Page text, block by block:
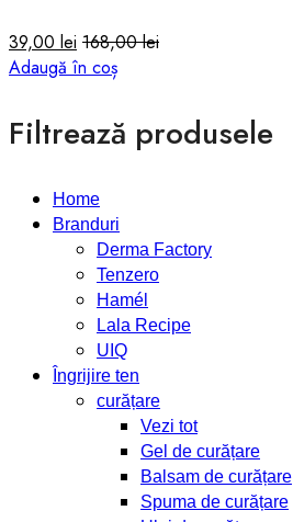
39,00 lei 168,00lei
Adaugă în coș
Filtrează produsele
Home
Branduri
Derma Factory
Tenzero
Hamél
Lala Recipe
UIQ
Îngrijire ten
curățare
Vezi tot
Gel de curățare
Balsam de curățare
Spuma de curățare